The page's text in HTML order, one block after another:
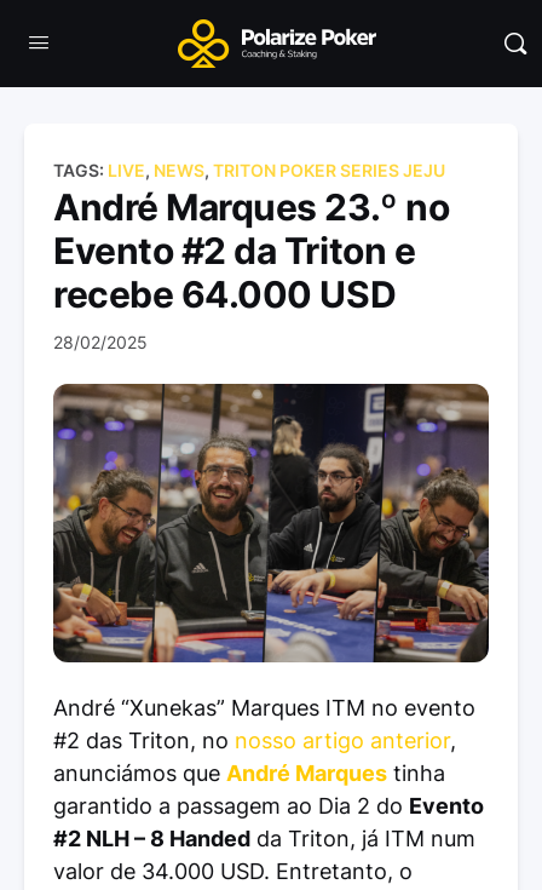
TAGS: LIVE, NEWS, TRITON POKER SERIES JEJU
André Marques 23.º no
Evento #2 da Triton e
recebe 64.000 USD
28/02/2025
André “Xunekas” Marques ITM no evento
#2 das Triton, no nosso artigo anterior,
anunciámos que André Marques tinha
garantido a passagem ao Dia 2 do Evento
#2 NLH – 8 Handed da Triton, já ITM num
valor de 34.000 USD. Entretanto, o